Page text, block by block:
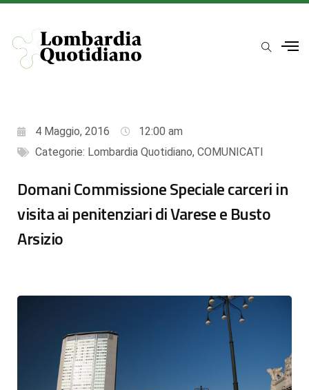
4 Maggio, 2016
12:00 am
Categorie: Lombardia Quotidiano, COMUNICATI
Domani Commissione Speciale carceri in
visita ai penitenziari di Varese e Busto
Arsizio